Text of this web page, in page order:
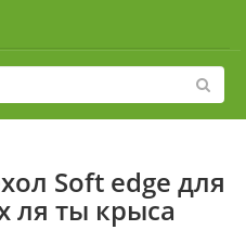
Soft edge для
ля ты крыса